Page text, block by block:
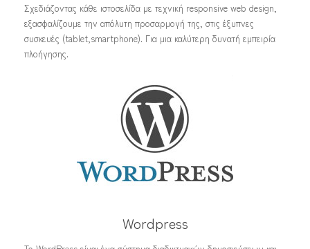
Σχεδιάζοντας κάθε ιστοσελίδα με τεχνική responsive web design,
εξασφαλίζουμε την απόλυτη προσαρμογή της, στις έξυπνες
συσκευές (tablet,smartphone). Για μια καλύτερη δυνατή εμπειρία
πλοήγησης.
Wordpress